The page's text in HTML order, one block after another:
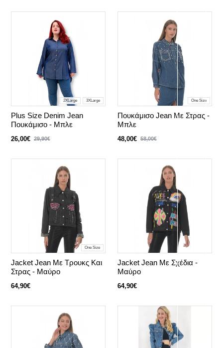
2XLarge 3XLarge
Plus Size Denim Jean
Πουκάμισο - Μπλε
26,00€ 29,90€
One Size
Πουκάμισο Jean Με Στρας -
Μπλε
48,00€ 58,00€
One Size
Jacket Jean Με Τρουκς Και
Στρας - Μαύρο
64,90€
Jacket Jean Με Σχέδια -
Μαύρο
64,90€